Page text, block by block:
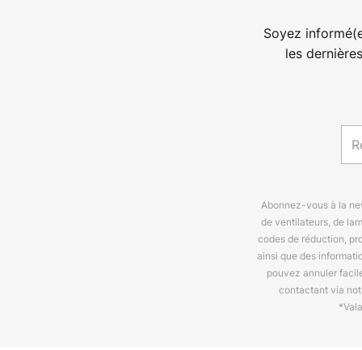
Soyez
les
Abonnez-vous à la
de ventilateurs, de
codes de réduction,
ainsi que des
pouvez annuler
contactant via